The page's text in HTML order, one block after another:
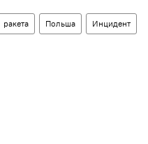
ракета Польша Инцидент